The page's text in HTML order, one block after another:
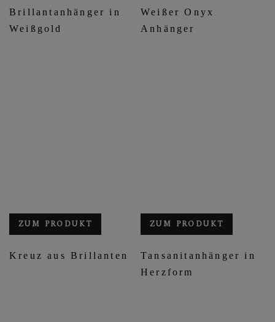
Brillantanhänger in
Weißgold
Weißer Onyx
Anhänger
ZUM PRODUKT
Kreuz aus Brillanten
ZUM PRODUKT
Tansanitanhänger in
Herzform